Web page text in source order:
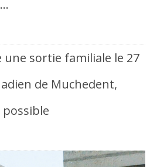
une sortie familiale le 27
de Muchedent,
possible